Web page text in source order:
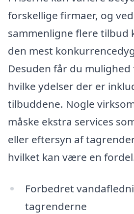
forskellige firmaer, og
sammenligne flere tilbud
den mest
Desuden får du
hvilke ydelser der er
tilbuddene. Nogle
måske ekstra services
eller eftersyn af
hvilket kan være en
Forbedret
tagrenderne